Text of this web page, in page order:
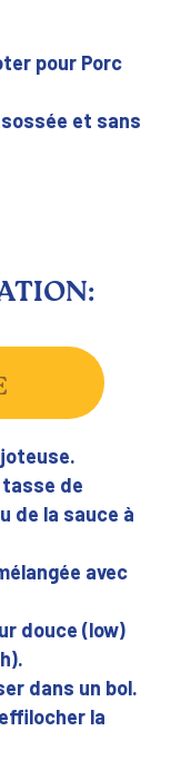
pour Porc
et sans
tasse de
de la sauce à
avec
douce (low)
dans un bol.
la